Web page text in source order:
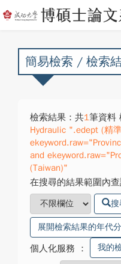
簡易檢索 / 檢索
檢索結果：共1筆資料
Hydraulic ".edept (精
and
(Taiwan)"
在搜尋的結果範圍內查
搜
展開檢索結果的年代
個人化服務 ： 我的